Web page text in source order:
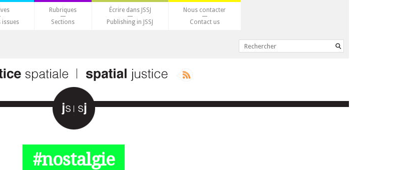
issues
Rubriques
Sections
Écrire dans JSSJ
Publishing in JSSJ
Nous contacter
Contact us
#nostalgie